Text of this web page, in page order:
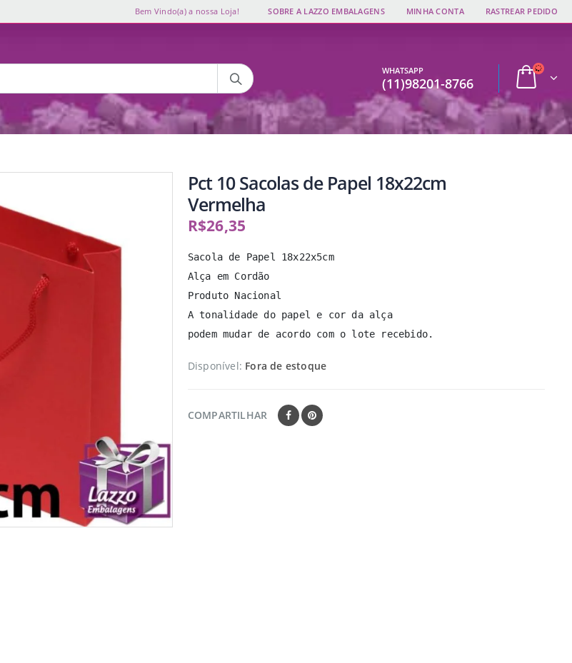
Bem Vindo(a) a nossa Loja! SOBRE A LAZZO EMBALAGENS MINHA CONTA RASTREAR PEDIDO
WHATSAPP
(11)98201-8766
Pct 10 Sacolas de Papel 18x22cm
Vermelha
R$26,35
Sacola de Papel 18x22x5cm
Alça em Cordão
Produto Nacional
A tonalidade do papel e cor da alça
podem mudar de acordo com o lote recebido.
Disponível: Fora de estoque
COMPARTILHAR